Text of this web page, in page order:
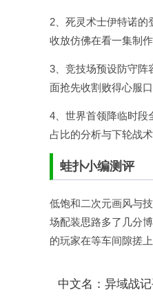
2、死灵术士伊特诺的
收放仿佛在看一集制
3、竞技场预设防守阵
面抢先收割败得心服
4、世界首领降临时段
占比的分析与下轮战
蛙扑小编测评
低饱和二次元画风与
场配装思路多了几分
的玩家在等车间隙搓上
中文名：异域战